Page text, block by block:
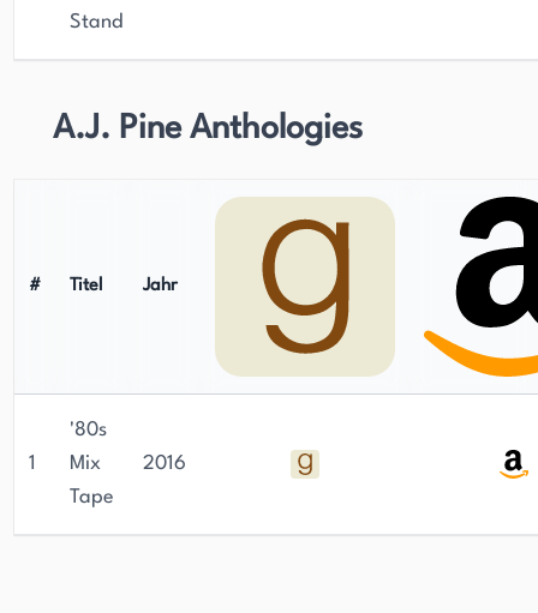
Stand
A.J. Pine Anthologies
# Titel Jahr
1
'80s
Mix
Tape
2016